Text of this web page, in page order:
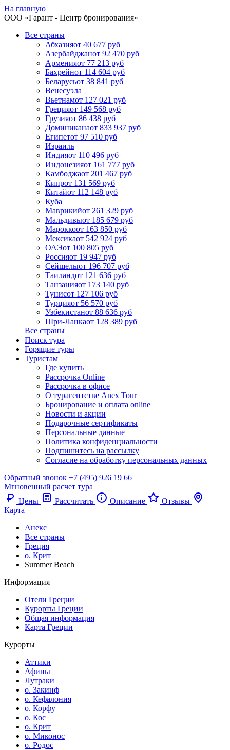
На главную
ООО «Гарант - Центр бронирования»
Все страны
Абхазияот 40 677 руб
Азербайджанот 92 470 руб
Арменияот 77 213 руб
Бахрейнот 114 604 руб
Беларусьот 38 841 руб
Венесуэла
Вьетнамот 127 021 руб
Грецияот 149 568 руб
Грузияот 86 438 руб
Доминиканаот 833 937 руб
Египетот 97 510 руб
Израиль
Индияот 110 496 руб
Индонезияот 161 777 руб
Камбоджаот 201 467 руб
Кипрот 131 569 руб
Китайот 112 148 руб
Куба
Маврикийот 261 329 руб
Мальдивыот 185 679 руб
Мароккоот 163 850 руб
Мексикаот 542 924 руб
ОАЭот 100 805 руб
Россияот 19 947 руб
Сейшелыот 196 707 руб
Таиландот 121 636 руб
Танзанияот 173 140 руб
Тунисот 127 106 руб
Турцияот 56 570 руб
Узбекистанот 88 636 руб
Шри-Ланкаот 128 389 руб
Все страны
Поиск тура
Горящие туры
Туристам
Где купить
Рассрочка Online
Рассрочка в офисе
О турагентстве Anex Tour
Бронирование и оплата online
Новости и акции
Подарочные сертификаты
Персональные данные
Политика конфиденциальности
Подпишитесь на рассылку
Согласие на обработку персональных данных
Обратный звонок +7 (495) 926 19 66
Мгновенный расчет тура
Цены
Рассчитать Описание
Отзывы
Карта
Анекс
Все страны
Греция
о. Крит
Summer Beach
Информация
Отели Греции
Курорты Греции
Общая информация
Карта Греции
Курорты
Аттики
Афины
Лутраки
о. Закинф
о. Кефалония
о. Корфу
о. Кос
о. Крит
о. Миконос
о. Родос